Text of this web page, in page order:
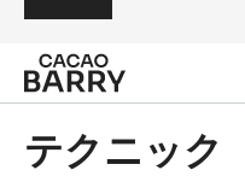
Skip to main content
テクニック